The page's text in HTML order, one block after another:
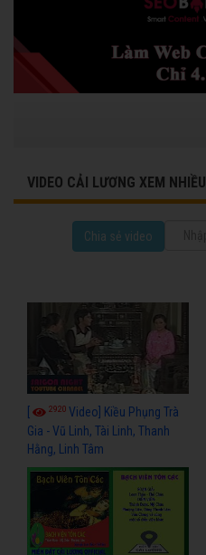
VIDEO CẢI LƯƠNG XEM NHIỀU
Chia sẻ video
2920 Video] Kiều Phụng Trà
Gia - Vũ Linh, Tài Linh, Thanh
Hằng, Linh Tâm